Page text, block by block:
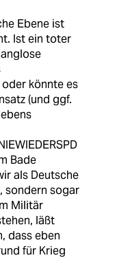
Ebene ist
Ist ein toter
oder könnte es
(und ggf.
Bade
als Deutsche
sondern sogar
Militär
läßt
dass eben
für Krieg